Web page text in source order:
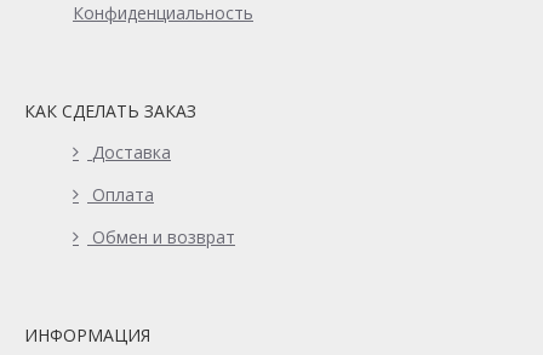
Конфиденциальность
КАК СДЕЛАТЬ ЗАКАЗ
Доставка
Оплата
Обмен и возврат
ИНФОРМАЦИЯ